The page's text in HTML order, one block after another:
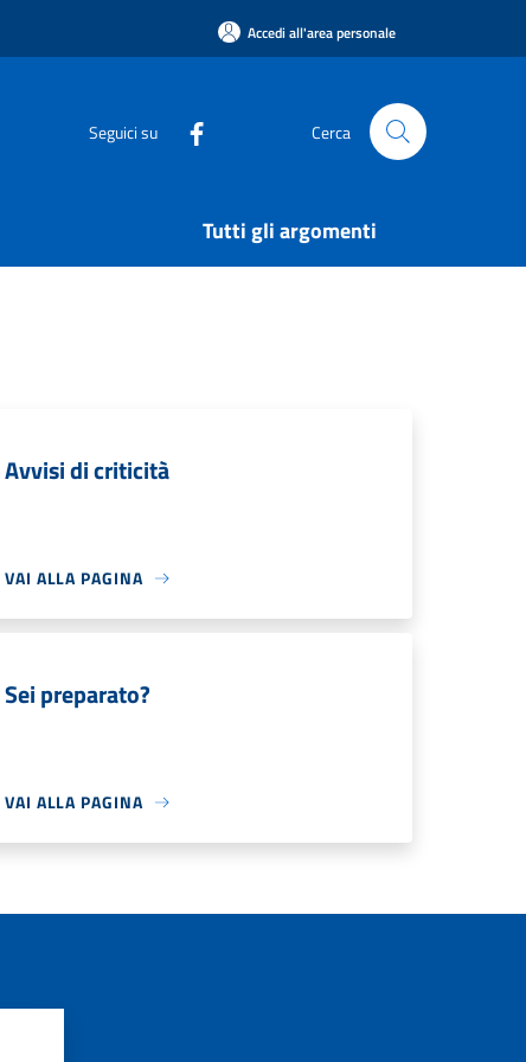
Accedi all'area personale
Seguici su Cerca
Tutti gli argomenti
Avvisi di criticità
VAI ALLA PAGINA
Sei preparato?
VAI ALLA PAGINA